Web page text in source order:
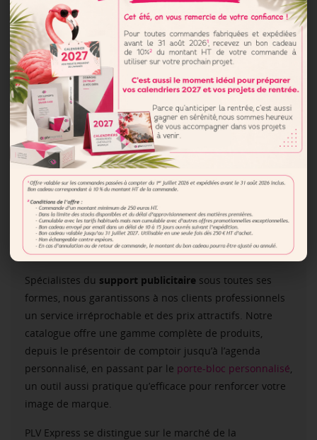
aspect mat traité anti-rayures ou une finition brillante.
L’impression standard est réalisée en quadrichromie,
au recto du bloc.
Nos porte-documents publicitaires offrent toutes les
garanties de solidité et de longévité, contribuant ainsi à
donner une image positive de votre entreprise à
l’extérieur.
Quels sont les avantages
de commander vos porte-
blocs promotionnels chez
PLV Express ?
Spécialistes du support publicitaire sous toutes ses
formes, nous garantissons à nos clients professionnels
un service irréprochable et des prix attractifs. Notre
catalogue offre une gamme complète de produits,
depuis le présentoir de comptoir jusqu’à l’agenda
personnalisé, en passant par le porte-bloc personnalisé
un outil aussi pratique qu’efficace pour renforcer votre
image de marque.
PLV Express se distingue sur le marché de la